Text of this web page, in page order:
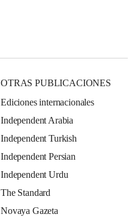
OTRAS PUBLICACIONES
Ediciones internacionales
Independent Arabia
Independent Turkish
Independent Persian
Independent Urdu
The Standard
Novaya Gazeta